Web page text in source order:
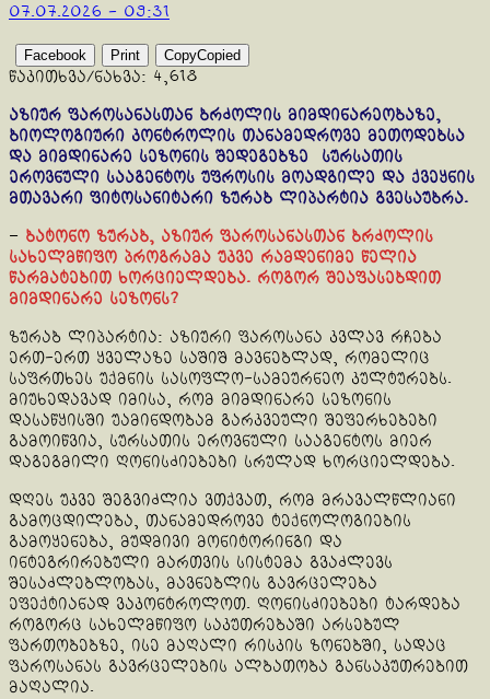
07.07.2026 - 09:31
Facebook Print CopyCopied
წაკითხვა/ნახვა: 4,618
აზიურ ფაროსანასთან ბრძოლის მიმდინარეობაზე,
ბიოლოგიური კონტროლის თანამედროვე მეთოდებსა
და მიმდინარე სეზონის შედეგებზე სურსათის
ეროვნული სააგენტოს უფროსის მოადგილე და ქვეყნის
მთავარი ფიტოსანიტარი ზურაბ ლიპარტია გვესაუბრა.
– ბატონო ზურაბ, აზიურ ფაროსანასთან ბრძოლის
სახელმწიფო პროგრამა უკვე რამდენიმე წელია
წარმატებით ხორციელდება. როგორ შეაფასებდით
მიმდინარე სეზონს?
ზურაბ ლიპარტია: აზიური ფაროსანა კვლავ რჩება
ერთ-ერთ ყველაზე საშიშ მავნებლად, რომელიც
საფრთხეს უქმნის სასოფლო-სამეურნეო კულტურებს.
მიუხედავად იმისა, რომ მიმდინარე სეზონის
დასაწყისში უამინდობამ გარკვეული შეფერხებები
გამოიწვია, სურსათის ეროვნული სააგენტოს მიერ
დაგეგმილი ღონისძიებები სრულად ხორციელდება.
დღეს უკვე შეგვიძლია ვთქვათ, რომ მრავალწლიანი
გამოცდილება, თანამედროვე ტექნოლოგიების
გამოყენება, მუდმივი მონიტორინგი და
ინტეგრირებული მართვის სისტემა გვაძლევს
შესაძლებლობას, მავნებლის გავრცელება
ეფექტიანად ვაკონტროლოთ. ღონისძიებები ტარდება
როგორც სახელმწიფო საკუთრებაში არსებულ
ფართობებზე, ისე მაღალი რისკის ზონებში, სადაც
ფაროსანას გავრცელების ალბათობა განსაკუთრებით
მაღალია.